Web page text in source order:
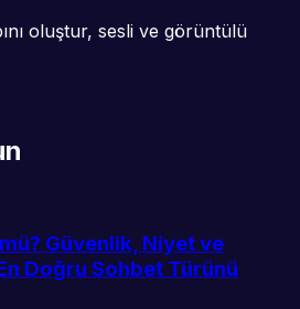
oluştur, sesli ve görüntülü
Güvenlik, Niyet ve
Doğru Sohbet Türünü